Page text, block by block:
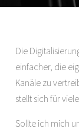
Die
einfacher, die
Kanäle zu
stellt sich für
Sollte ich mich